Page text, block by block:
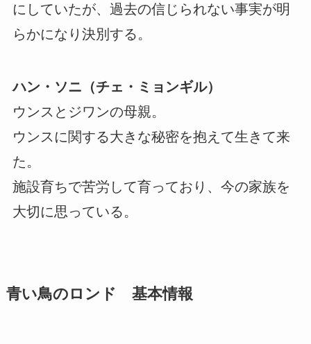
にしていたが、過去の信じられない事実が明
らかになり決別する。
ハン・ソニ（チェ・ミョンギル）
ウンスとジワンの母親。
ウンスに関する大きな秘密を抱えて生きて来
た。
施設育ちで苦労して育っており、今の家族を
大切に思っている。
青い鳥のロンド 基本情報